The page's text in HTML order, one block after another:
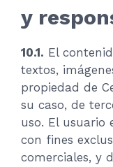
y
10.1. El
textos,
propiedad de
su caso, de
uso. El usuario
con fines
comerciales, y